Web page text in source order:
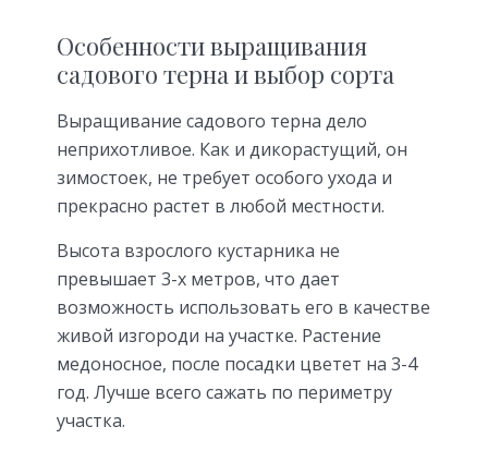
Особенности выращивания
садового терна и выбор сорта
Выращивание садового терна дело
неприхотливое. Как и дикорастущий, он
зимостоек, не требует особого ухода и
прекрасно растет в любой местности.
Высота взрослого кустарника не
превышает 3-х метров, что дает
возможность использовать его в качестве
живой изгороди на участке. Растение
медоносное, после посадки цветет на 3-4
год. Лучше всего сажать по периметру
участка.